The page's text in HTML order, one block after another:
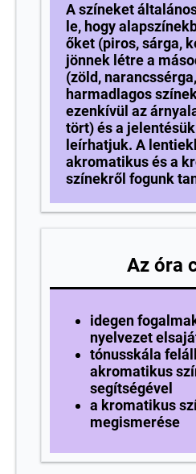
A színeket
le, hogy
őket (piros, sárga,
jönnek létre a
(zöld,
harmadlagos
ezenkívül az
tört) és a
leírhatjuk. A
akromatikus és a
színekről fogunk
Az óra
idegen
nyelvezet
tónusskála
akromatikus
segítségével
a kromatikus
megismerése